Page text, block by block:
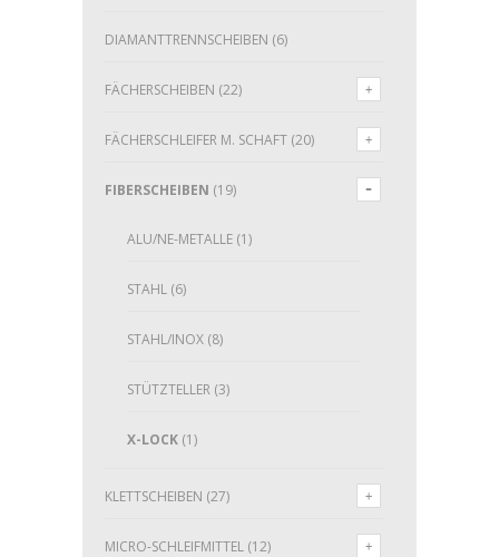
DIAMANTTRENNSCHEIBEN (6)
FÄCHERSCHEIBEN (22)
FÄCHERSCHLEIFER M. SCHAFT (20)
FIBERSCHEIBEN (19)
ALU/NE-METALLE (1)
STAHL (6)
STAHL/INOX (8)
STÜTZTELLER (3)
X-LOCK (1)
KLETTSCHEIBEN (27)
MICRO-SCHLEIFMITTEL (12)